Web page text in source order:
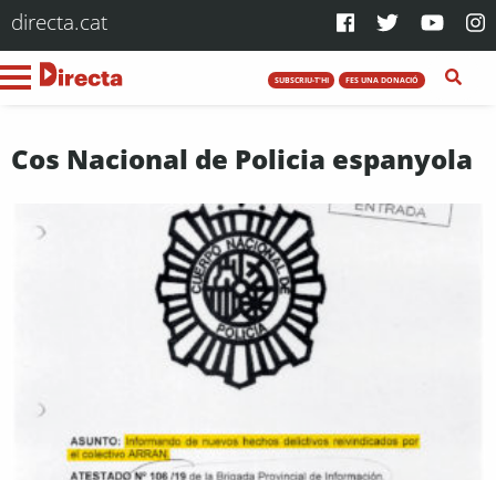
directa.cat
SUBSCRIU-T'HI FES UNA DONACIÓ
Cos Nacional de Policia espanyola